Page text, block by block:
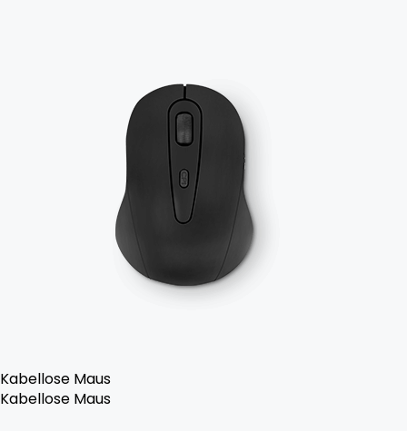
Kabellose Maus
Kabellose Maus